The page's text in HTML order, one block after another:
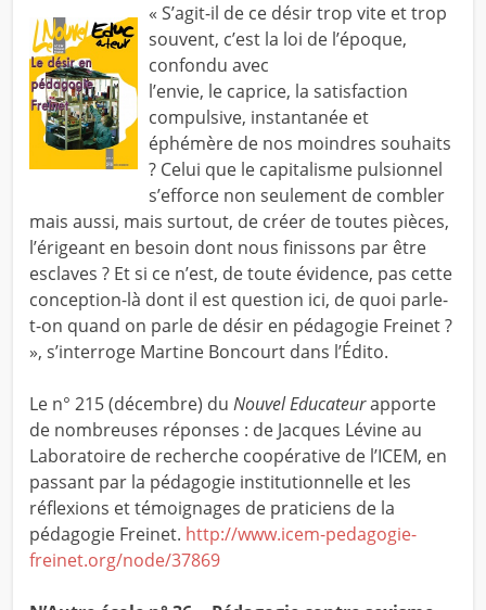
« S’agit-il de ce désir trop vite et trop
souvent, c’est la loi de l’époque,
confondu avec
l’envie, le caprice, la satisfaction
compulsive, instantanée et
éphémère de nos moindres souhaits
? Celui que le capitalisme pulsionnel
s’efforce non seulement de combler
mais aussi, mais surtout, de créer de toutes pièces,
l’érigeant en besoin dont nous finissons par être
esclaves ? Et si ce n’est, de toute évidence, pas cette
conception-là dont il est question ici, de quoi parle-
t-on quand on parle de désir en pédagogie Freinet ?
», s’interroge Martine Boncourt dans l’Édito.
Le n° 215 (décembre) du Nouvel Educateurapporte
de nombreuses réponses : de Jacques Lévine au
Laboratoire de recherche coopérative de l’ICEM, en
passant par la pédagogie institutionnelle et les
réflexions et témoignages de praticiens de la
pédagogie Freinet. http://www.icem-pedagogie-
freinet.org/node/37869